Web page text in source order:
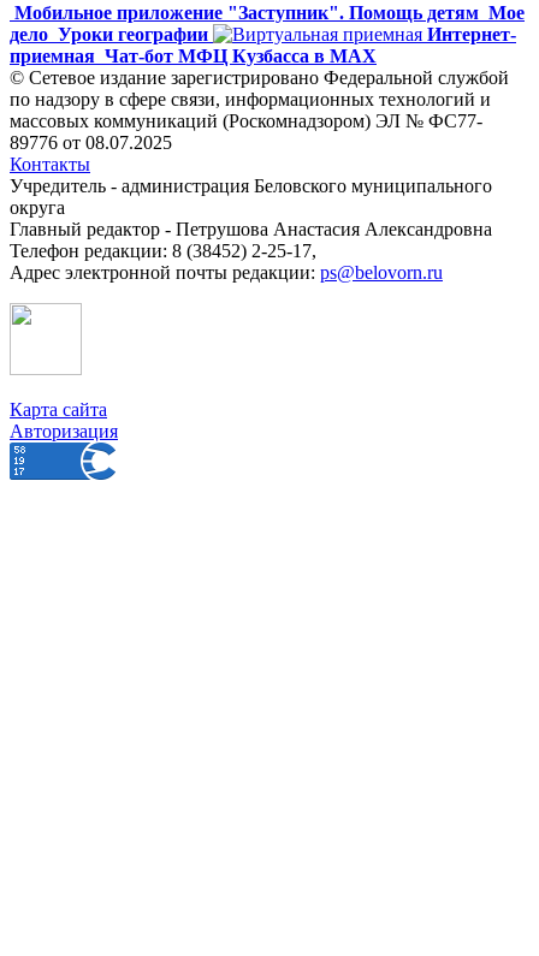
Мобильное приложение "Заступник". Помощь детям Мое
дело Уроки географии
Интернет-
приемная Чат-бот МФЦ Кузбасса в MAX
© Сетевое издание зарегистрировано Федеральной службой
по надзору в сфере связи, информационных технологий и
массовых коммуникаций (Роскомнадзором) ЭЛ № ФС77-
89776 от 08.07.2025
Контакты
Учредитель - администрация Беловского муниципального
округа
Главный редактор - Петрушова Анастасия Александровна
Телефон редакции: 8 (38452) 2-25-17,
Адрес электронной почты редакции: ps@belovorn.ru
Карта сайта
Авторизация